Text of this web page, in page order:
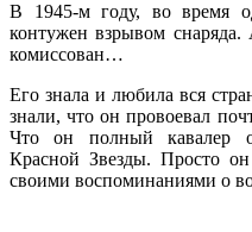
В 1945-м году, во время
контужен взрывом
комиссован…
Его знала и любила вся
знали, что он провоевал
Что он полный кавалер
Красной Звезды. Просто
своими воспоминаниями о